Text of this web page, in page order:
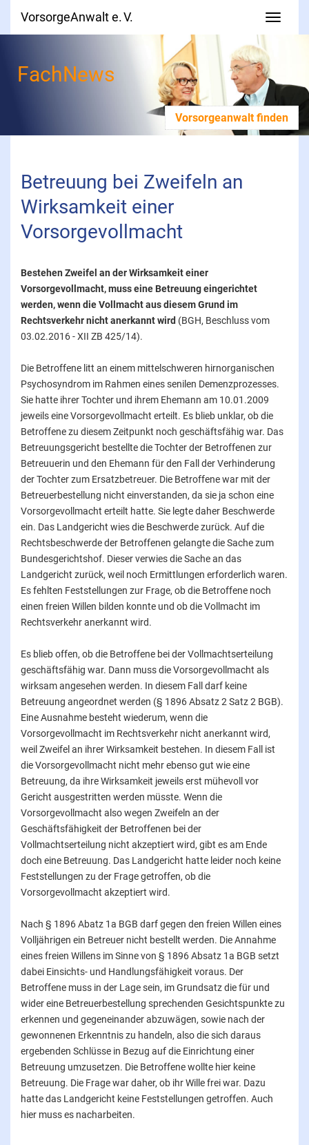
VorsorgeAnwalt e. V.
FachNews
Vorsorgeanwalt finden
Betreuung bei Zweifeln an
Wirksamkeit einer
Vorsorgevollmacht
Bestehen Zweifel an der Wirksamkeit einer
Vorsorgevollmacht, muss eine Betreuung eingerichtet
werden, wenn die Vollmacht aus diesem Grund im
Rechtsverkehr nicht anerkannt wird (BGH, Beschluss vom
03.02.2016 - XII ZB 425/14).
Die Betroffene litt an einem mittelschweren hirnorganischen
Psychosyndrom im Rahmen eines senilen Demenzprozesses.
Sie hatte ihrer Tochter und ihrem Ehemann am 10.01.2009
jeweils eine Vorsorgevollmacht erteilt. Es blieb unklar, ob die
Betroffene zu diesem Zeitpunkt noch geschäftsfähig war. Das
Betreuungsgericht bestellte die Tochter der Betroffenen zur
Betreuuerin und den Ehemann für den Fall der Verhinderung
der Tochter zum Ersatzbetreuer. Die Betroffene war mit der
Betreuerbestellung nicht einverstanden, da sie ja schon eine
Vorsorgevollmacht erteilt hatte. Sie legte daher Beschwerde
ein. Das Landgericht wies die Beschwerde zurück. Auf die
Rechtsbeschwerde der Betroffenen gelangte die Sache zum
Bundesgerichtshof. Dieser verwies die Sache an das
Landgericht zurück, weil noch Ermittlungen erforderlich waren.
Es fehlten Feststellungen zur Frage, ob die Betroffene noch
einen freien Willen bilden konnte und ob die Vollmacht im
Rechtsverkehr anerkannt wird.
Es blieb offen, ob die Betroffene bei der Vollmachtserteilung
geschäftsfähig war. Dann muss die Vorsorgevollmacht als
wirksam angesehen werden. In diesem Fall darf keine
Betreuung angeordnet werden (§ 1896 Absatz 2 Satz 2 BGB).
Eine Ausnahme besteht wiederum, wenn die
Vorsorgevollmacht im Rechtsverkehr nicht anerkannt wird,
weil Zweifel an ihrer Wirksamkeit bestehen. In diesem Fall ist
die Vorsorgevollmacht nicht mehr ebenso gut wie eine
Betreuung, da ihre Wirksamkeit jeweils erst mühevoll vor
Gericht ausgestritten werden müsste. Wenn die
Vorsorgevollmacht also wegen Zweifeln an der
Geschäftsfähigkeit der Betroffenen bei der
Vollmachtserteilung nicht akzeptiert wird, gibt es am Ende
doch eine Betreuung. Das Landgericht hatte leider noch keine
Feststellungen zu der Frage getroffen, ob die
Vorsorgevollmacht akzeptiert wird.
Nach § 1896 Abatz 1a BGB darf gegen den freien Willen eines
Volljährigen ein Betreuer nicht bestellt werden. Die Annahme
eines freien Willens im Sinne von § 1896 Absatz 1a BGB setzt
dabei Einsichts- und Handlungsfähigkeit voraus. Der
Betroffene muss in der Lage sein, im Grundsatz die für und
wider eine Betreuerbestellung sprechenden Gesichtspunkte zu
erkennen und gegeneinander abzuwägen, sowie nach der
gewonnenen Erkenntnis zu handeln, also die sich daraus
ergebenden Schlüsse in Bezug auf die Einrichtung einer
Betreuung umzusetzen. Die Betroffene wollte hier keine
Betreuung. Die Frage war daher, ob ihr Wille frei war. Dazu
hatte das Landgericht keine Feststellungen getroffen. Auch
hier muss es nacharbeiten.